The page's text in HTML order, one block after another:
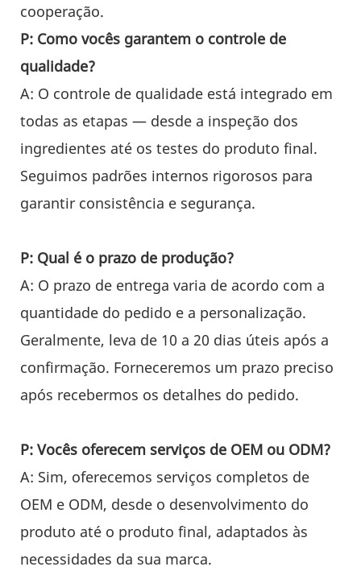
cooperação.
P: Como vocês garantem o controle de
qualidade?
A: O controle de qualidade está integrado em
todas as etapas — desde a inspeção dos
ingredientes até os testes do produto final.
Seguimos padrões internos rigorosos para
garantir consistência e segurança.
P: Qual é o prazo de produção?
A: O prazo de entrega varia de acordo com a
quantidade do pedido e a personalização.
Geralmente, leva de 10 a 20 dias úteis após a
confirmação. Forneceremos um prazo preciso
após recebermos os detalhes do pedido.
P: Vocês oferecem serviços de OEM ou ODM?
A: Sim, oferecemos serviços completos de
OEM e ODM, desde o desenvolvimento do
produto até o produto final, adaptados às
necessidades da sua marca.